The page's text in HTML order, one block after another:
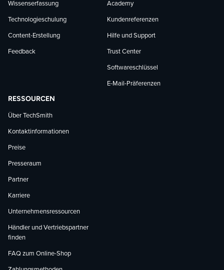
Wissenserfassung
Technologieschulung
Content-Erstellung
Feedback
Academy
Kundenreferenzen
Hilfe und Support
Trust Center
Softwareschlüssel
E-Mail-Präferenzen
RESSOURCEN
Über TechSmith
Kontaktinformationen
Preise
Presseraum
Partner
Karriere
Unternehmensressourcen
Händler und Vertriebspartner
finden
FAQ zum Online-Shop